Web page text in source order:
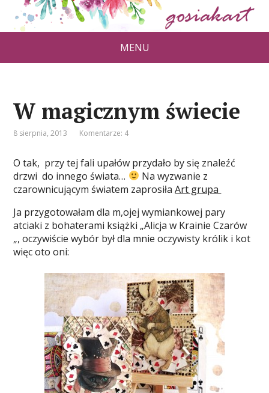
MENU
W magicznym świecie
8 sierpnia, 2013 Komentarze: 4
O tak, przy tej fali upałów przydało by się znaleźć
drzwi do innego świata…
Na wyzwanie z
czarownicującym światem zaprosiłaArt grupa
Ja przygotowałam dla m,ojej wymiankowej pary
atciaki z bohaterami książki „Alicja w Krainie Czarów
„, oczywiście wybór był dla mnie oczywisty królik i kot
więc oto oni: